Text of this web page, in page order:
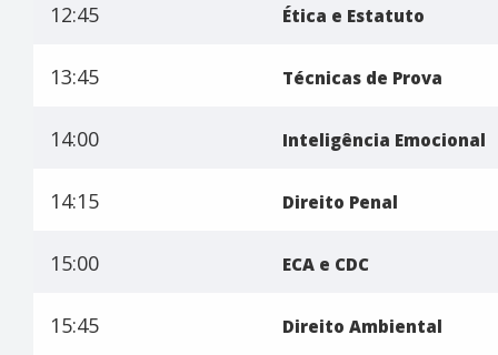
12:45 Ética e Estatuto
13:45 Técnicas de Prova
14:00 Inteligência Emocional
14:15 Direito Penal
15:00 ECA e CDC
15:45 Direito Ambiental